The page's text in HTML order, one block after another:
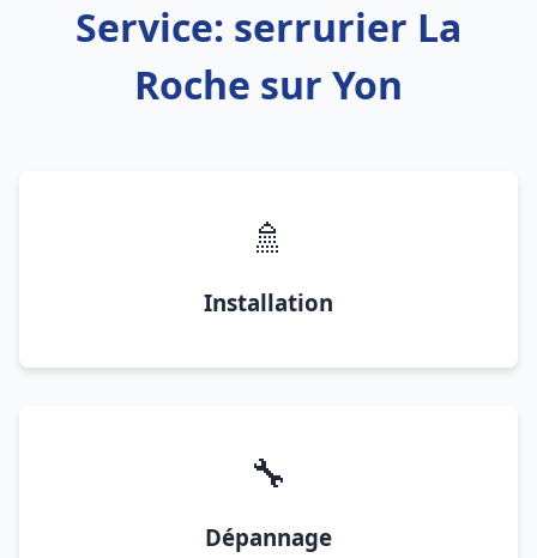
Service: serrurier La
Roche sur Yon
🚿
Installation
🔧
Dépannage